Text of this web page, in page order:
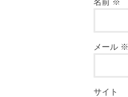
メール ※
サイト